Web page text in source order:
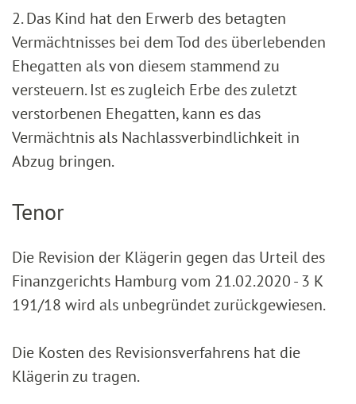
2. Das Kind hat den Erwerb des betagten
Vermächtnisses bei dem Tod des überlebenden
Ehegatten als von diesem stammend zu
versteuern. Ist es zugleich Erbe des zuletzt
verstorbenen Ehegatten, kann es das
Vermächtnis als Nachlassverbindlichkeit in
Abzug bringen.
Tenor
Die Revision der Klägerin gegen das Urteil des
Finanzgerichts Hamburg vom 21.02.2020 - 3 K
191/18 wird als unbegründet zurückgewiesen.
Die Kosten des Revisionsverfahrens hat die
Klägerin zu tragen.